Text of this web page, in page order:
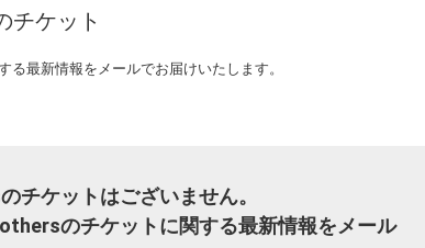
チケット
最新情報をメールでお届けいたします。
ケットはございません。
のチケットに関する最新情報をメール